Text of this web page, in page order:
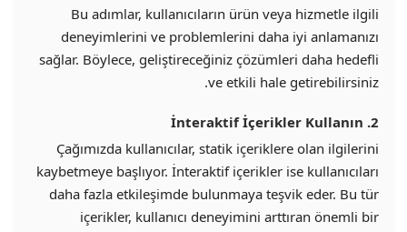
Bu adımlar, kullanıcıların ürün veya hizmetle ilgili
deneyimlerini ve problemlerini daha iyi anlamanızı
sağlar. Böylece, geliştireceğiniz çözümleri daha hedefli
ve etkili hale getirebilirsiniz.
2. İnteraktif İçerikler Kullanın
Çağımızda kullanıcılar, statik içeriklere olan ilgilerini
kaybetmeye başlıyor. İnteraktif içerikler ise kullanıcıları
daha fazla etkileşimde bulunmaya teşvik eder. Bu tür
içerikler, kullanıcı deneyimini arttıran önemli bir